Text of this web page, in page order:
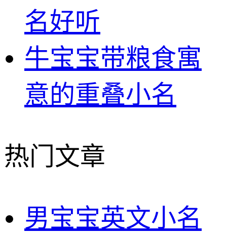
名好听
牛宝宝带粮食寓
意的重叠小名
热门文章
男宝宝英文小名